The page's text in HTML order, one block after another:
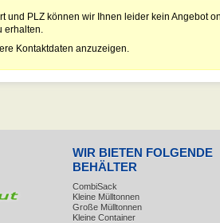
und PLZ können wir Ihnen leider kein Angebot
erhalten.
Kontaktdaten anzuzeigen.
WIR BIETEN FOLGENDE
BEHÄLTER
CombiSack
Kleine Mülltonnen
Große Mülltonnen
Kleine Container